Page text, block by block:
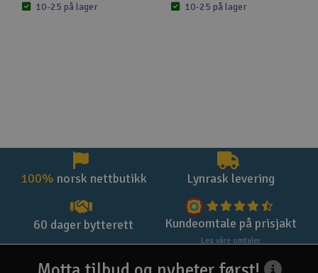
10-25 på lager 10-25 på lager
100% norsk nettbutikk Lynrask levering
60 dager bytterett Kundeomtale på prisjakt
Les våre omtaler